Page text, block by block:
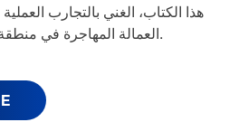
هذا الكتاب، الغني بالتجارب
العمالة المهاجرة في منطقة الخليج وأولوياتها وشبكاتها.